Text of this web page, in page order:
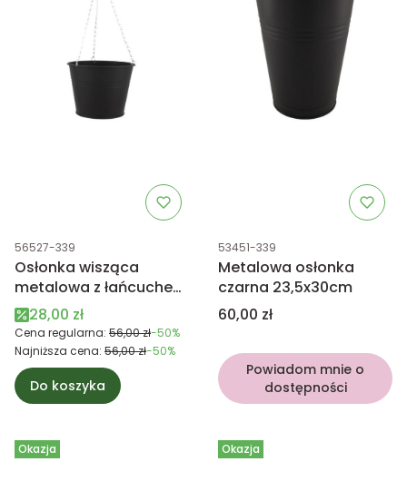
Kod produktu
56527-339
Osłonka wisząca
metalowa z łańcuchem
16cm
Cena promocyjna
28,00 zł
Cena regularna: 56,00 zł-50%
Najniższa cena: 56,00 zł-50%
Do koszyka
Kod produktu
53451-339
Metalowa osłonka
czarna 23,5x30cm
Cena
60,00 zł
Powiadom mnie o
dostępności
Okazja Okazja